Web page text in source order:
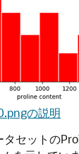
の説明
セットの